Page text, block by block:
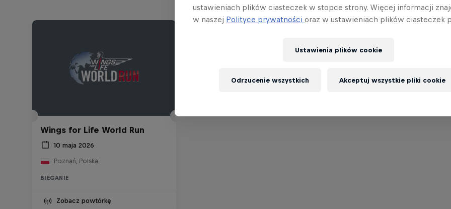
Wings for Life World Run
10 maja 2026
Poznań, Polska
BIEGANIE
Zobacz powtórkę
ustawieniach plików ciasteczek w stopce strony. Więcej informacji
w naszej Polityce prywatności oraz w ustawieniach plików ciasteczek
Ustawienia plików cookie
Odrzucenie wszystkich Akceptuj wszystkie pliki cookie